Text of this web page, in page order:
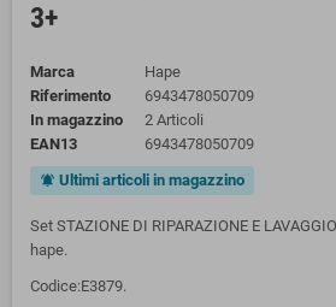
3+
Marca
Hape
Riferimento
6943478050709
In magazzino
2 Articoli
EAN13
6943478050709
notifications_active Ultimi articoli in magazzino
Set STAZIONE DI RIPARAZIONE E
hape.
Codice:E3879.